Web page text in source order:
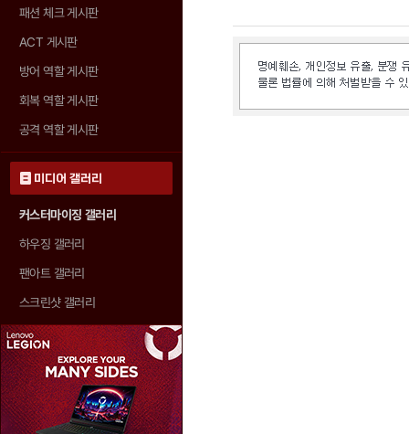
패션 체크 게시판
ACT 게시판
방어 역할 게시판
회복 역할 게시판
공격 역할 게시판
미디어 갤러리
커스터마이징 갤러리
하우징 갤러리
팬아트 갤러리
스크린샷 갤러리